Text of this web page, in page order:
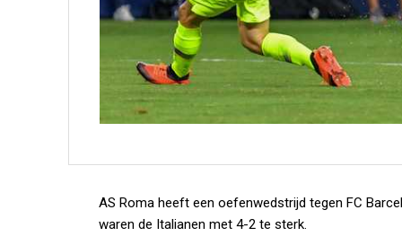
AS Roma heeft een oefenwedstrijd tegen FC
waren de Italianen met 4-2 te sterk.